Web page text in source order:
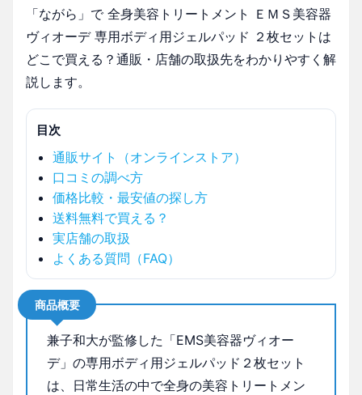
「ながら」で 全身美容トリートメント ＥＭＳ美容器
ヴィオーデ 専用ボディ用ジェルパッド ２枚セットは
どこで買える？通販・店舗の取扱先をわかりやすく解
説します。
目次
通販サイト（オンラインストア）
口コミの調べ方
価格比較・最安値の探し方
送料無料で買える？
実店舗の取扱
よくある質問（FAQ）
商品概要
兼子和大が監修した「EMS美容器ヴィオー
デ」の専用ボディ用ジェルパッド２枚セット
は、日常生活の中で全身の美容トリートメン